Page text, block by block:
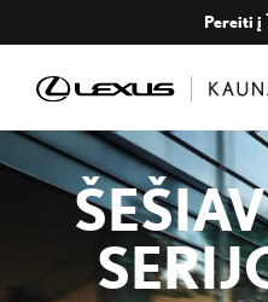
Pereiti į